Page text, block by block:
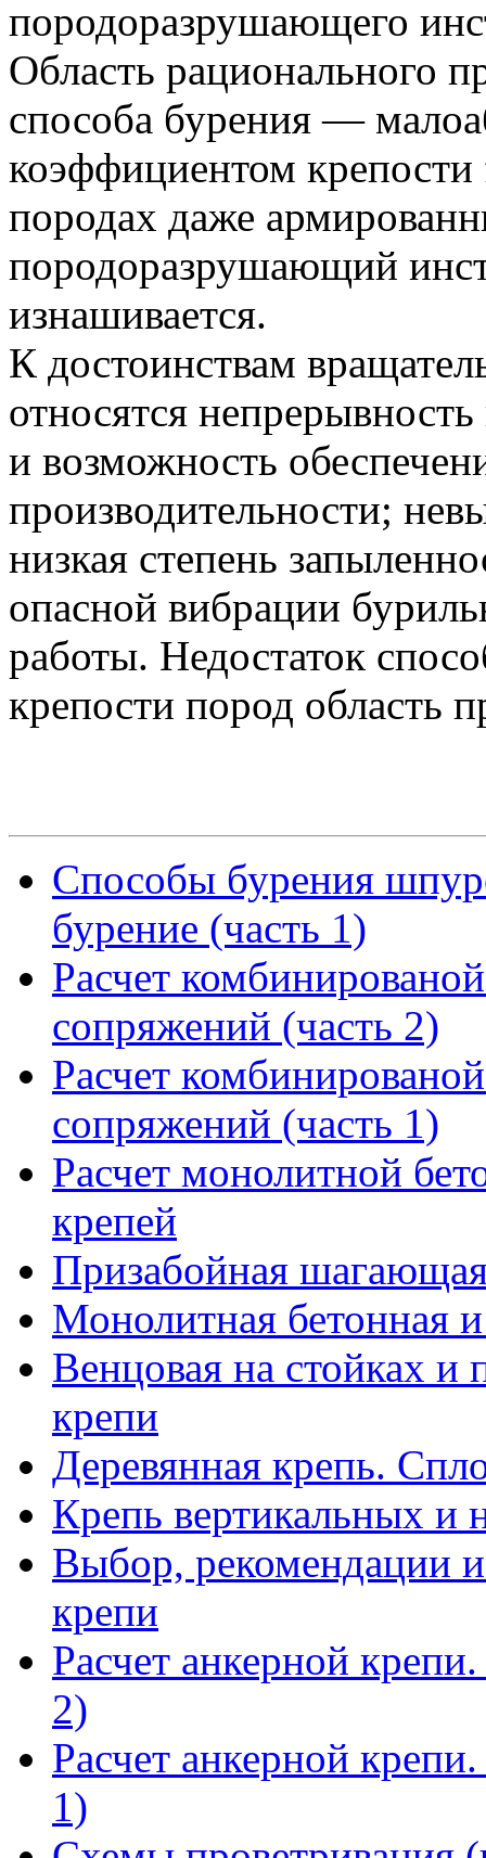
породоразрушающего
Область рационального
способа бурения —
коэффициентом
породах даже
породоразрушающий
изнашивается.
К достоинствам
относятся
и возможность
производительности;
низкая степень
опасной вибрации
работы. Недостаток
крепости пород область
Способы бурения
бурение (часть 1)
Расчет
сопряжений (часть 2)
Расчет
сопряжений (часть 1)
Расчет монолитной
крепей
Призабойная
Монолитная бетонная
Венцовая на стойках и
крепи
Деревянная крепь.
Крепь вертикальных и
Выбор, рекомендации
крепи
Расчет анкерной
2)
Расчет анкерной
1)